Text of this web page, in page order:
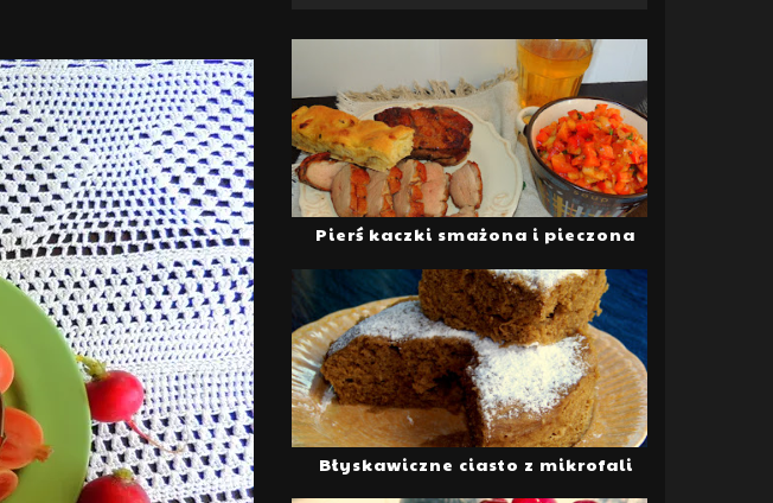
Pierś kaczki smażona i pieczona
Błyskawiczne ciasto z mikrofali